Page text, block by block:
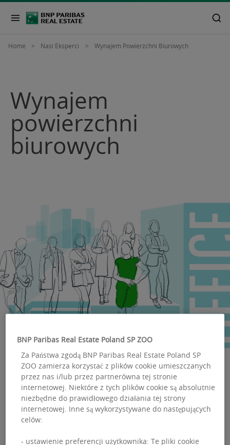
Home Nasi Eksperci Wynajem Powierzchni Biurowych
Wynajem
powierzchni
biurowych
Myślimy o Twoim
biurze
Każdego dnia staramy się odpowiadać na pytanie, co
BNP Paribas Real Estate Poland SP ZOO
Za Państwa zgodą BNP Paribas Real Estate Poland SP
ZOO zamierza korzystać z plików cookie umieszczanych
przez nas i/lub przez partnerówna tej stronie
internetowej. Niektóre z tych plików cookie są absolutnie
niezbędne do prawidłowego działania tej strony
internetowej. Inne są wykorzystywane do następujących
celów:
- ustawienie preferencji użytkownika: Te pliki cookie